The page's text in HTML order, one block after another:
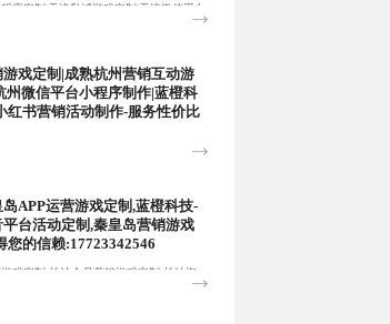
序定制|天津私域游戏定制|天津微信平台
发和独立部署，确保项目高效落地。:
戏定制|成熟杭州营销互动游
州微信平台小程序制作|蓝橙科
红书营销活动制作-服务性价比
所在行业特性、业务流程细节、目标用
远的平台运营规划，深度挖掘平台开发
APP运营游戏定制,蓝橙科技-
台活动定制,秦皇岛营销游戏
您的信赖:17723342546
戏定制,长沙会员营销游戏定制,长沙淘